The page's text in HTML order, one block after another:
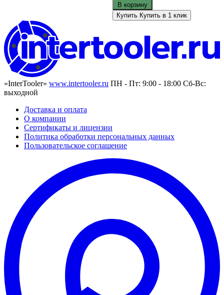
В корзину
Купить Купить в 1 клик
«InterTooler» www.intertooler.ru ПН - Пт: 9:00 - 18:00 Сб-Вс:
выходной
Доставка и оплата
О компании
Сертификаты и лицензии
Политика обработки персональных данных
Пользовательское соглашение